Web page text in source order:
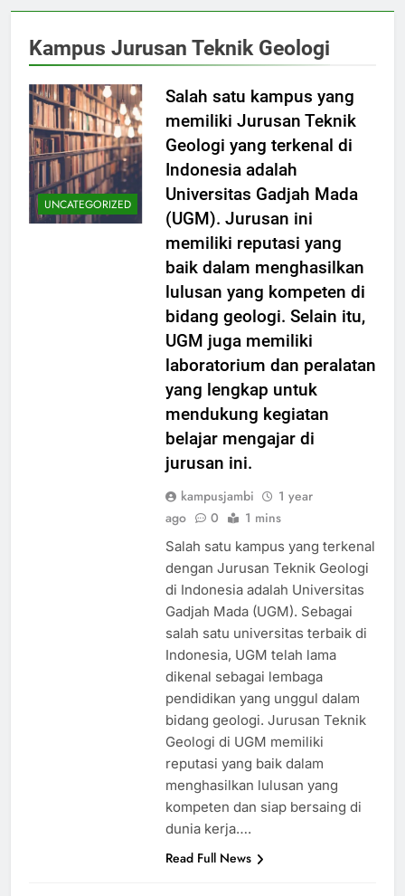
Kampus Jurusan Teknik Geologi
UNCATEGORIZED
Salah satu kampus yang
memiliki Jurusan Teknik
Geologi yang terkenal di
Indonesia adalah
Universitas Gadjah Mada
(UGM). Jurusan ini
memiliki reputasi yang
baik dalam menghasilkan
lulusan yang kompeten di
bidang geologi. Selain itu,
UGM juga memiliki
laboratorium dan peralatan
yang lengkap untuk
mendukung kegiatan
belajar mengajar di
jurusan ini.
kampusjambi
1 year
ago
0 1 mins
Salah satu kampus yang terkenal
dengan Jurusan Teknik Geologi
di Indonesia adalah Universitas
Gadjah Mada (UGM). Sebagai
salah satu universitas terbaik di
Indonesia, UGM telah lama
dikenal sebagai lembaga
pendidikan yang unggul dalam
bidang geologi. Jurusan Teknik
Geologi di UGM memiliki
reputasi yang baik dalam
menghasilkan lulusan yang
kompeten dan siap bersaing di
dunia kerja….
Read Full News